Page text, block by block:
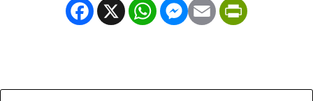
Facebook
X WhatsApp
Messenger
Email